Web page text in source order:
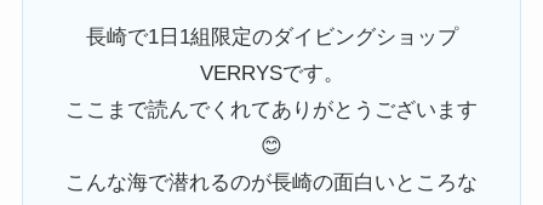
長崎で1日1組限定のダイビングショップ
VERRYSです。
ここまで読んでくれてありがとうございます
😊
こんな海で潜れるのが長崎の面白いところな